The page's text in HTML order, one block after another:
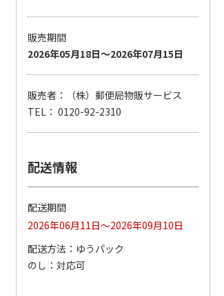
【グリーティング切
販売期間
2026年05月18日～2026年07月15日
販売者：（株）郵便局物販サービス
TEL： 0120-92-2310
配送情報
配送期間
2026年06月11日～2026年09月10日
配送方法
ゆうパック
のし
対応可